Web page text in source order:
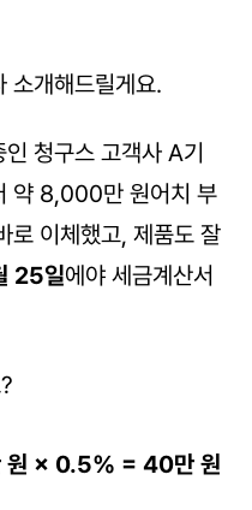
소개해드릴게요.
청구스 고객사 A기
약 8,000만 원어치 부
로 이체했고, 제품도 잘
25일에야 세금계산서
× 0.5% = 40만 원